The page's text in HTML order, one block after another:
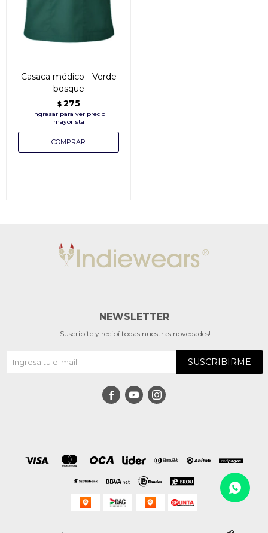
Casaca médico - Verde
bosque
$ 275
NEWSLETTER
¡Suscribite y recibí todas nuestras novedades!
SUSCRIBIRME
  